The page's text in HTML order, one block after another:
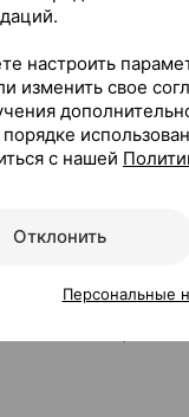
в
к пище -
настроить
изменить свое
порядке
с нашей
Отклонить
Персональные